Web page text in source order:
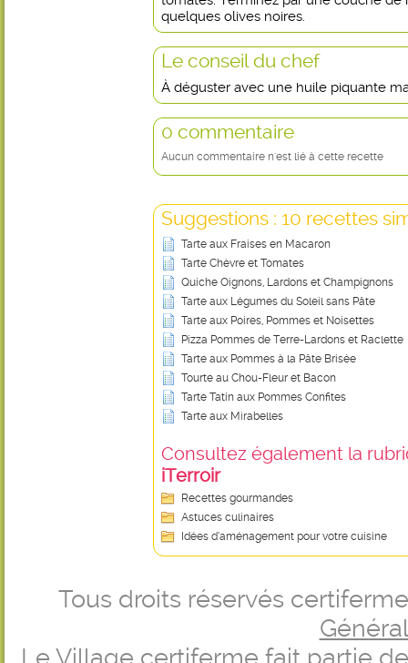
quelques olives noires.
Le conseil du chef
À déguster avec une huile piquante
0 commentaire
Aucun commentaire n'est lié à cette recette
Suggestions : 10 recettes
Tarte aux Fraises en Macaron
Tarte Chèvre et Tomates
Quiche Oignons, Lardons et Champignons
Tarte aux Légumes du Soleil sans Pâte
Tarte aux Poires, Pommes et Noisettes
Pizza Pommes de Terre-Lardons et Raclette
Tarte aux Pommes à la Pâte Brisée
Tourte au Chou-Fleur et Bacon
Tarte Tatin aux Pommes Confites
Tarte aux Mirabelles
Consultez également la
iTerroir
Recettes gourmandes
Astuces culinaires
Idées d’aménagement pour votre cuisine
Tous droits réservés